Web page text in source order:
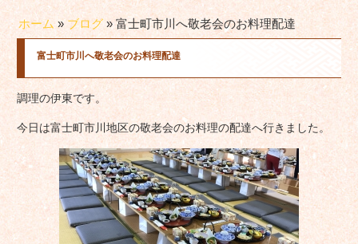
ホーム» ブログ» 富士町市川へ敬老会のお料理配達
富士町市川へ敬老会のお料理配達
調理の伊東です。
今日は富士町市川地区の敬老会のお料理の配達へ行きました。